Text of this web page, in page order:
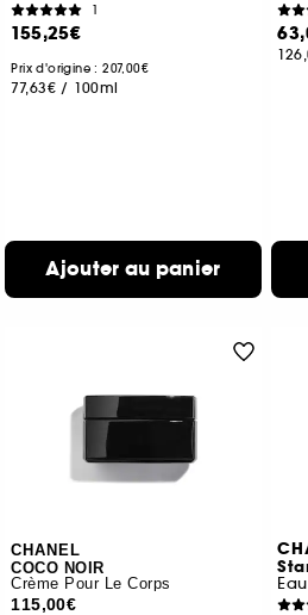
1
155,25€
Prix d'origine : 207,00€
77,63€ / 100ml
Ajouter au panier
CHANEL
COCO NOIR
Crème Pour Le Corps
115,00€